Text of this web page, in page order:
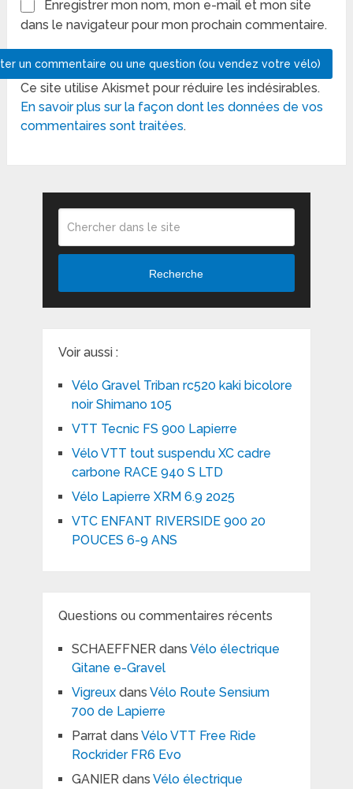
Enregistrer mon nom, mon e-mail et mon site
dans le navigateur pour mon prochain commentaire.
Ce site utilise Akismet pour réduire les indésirables.
En savoir plus sur la façon dont les données de vos
commentaires sont traitées.
Recherche
Voir aussi :
Vélo Gravel Triban rc520 kaki bicolore
noir Shimano 105
VTT Tecnic FS 900 Lapierre
Vélo VTT tout suspendu XC cadre
carbone RACE 940 S LTD
Vélo Lapierre XRM 6.9 2025
VTC ENFANT RIVERSIDE 900 20
POUCES 6-9 ANS
Questions ou commentaires récents
SCHAEFFNERdans Vélo électrique
Gitane e-Gravel
Vigreuxdans Vélo Route Sensium
700 de Lapierre
Parratdans Vélo VTT Free Ride
Rockrider FR6 Evo
GANIERdans Vélo électrique